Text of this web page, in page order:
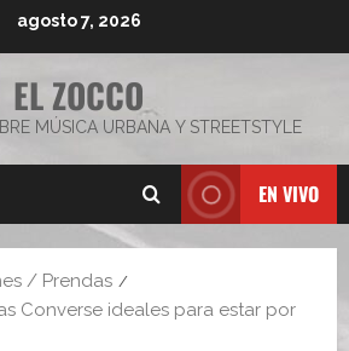
agosto 7, 2026
EL ZOCCO
MÚSICA URBANA Y STREETSTYLE
EN VIVO
/ Prendas
Converse ideales para estar por